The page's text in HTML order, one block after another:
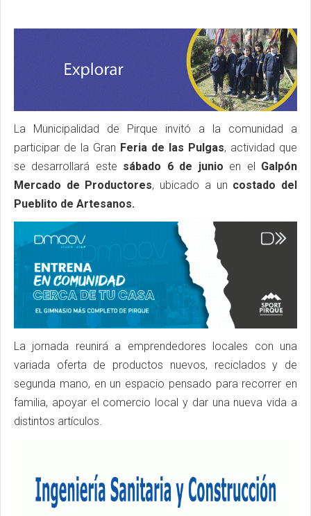
La Municipalidad de Pirque invitó a la comunidad a
participar de la Gran Feria de las Pulgas, actividad que
se desarrollará este sábado 6 de junio en el Galpón
Mercado de Productores, ubicado a un costado del
Pueblito de Artesanos.
La jornada reunirá a emprendedores locales con una
variada oferta de productos nuevos, reciclados y de
segunda mano, en un espacio pensado para recorrer en
familia, apoyar el comercio local y dar una nueva vida a
distintos artículos.